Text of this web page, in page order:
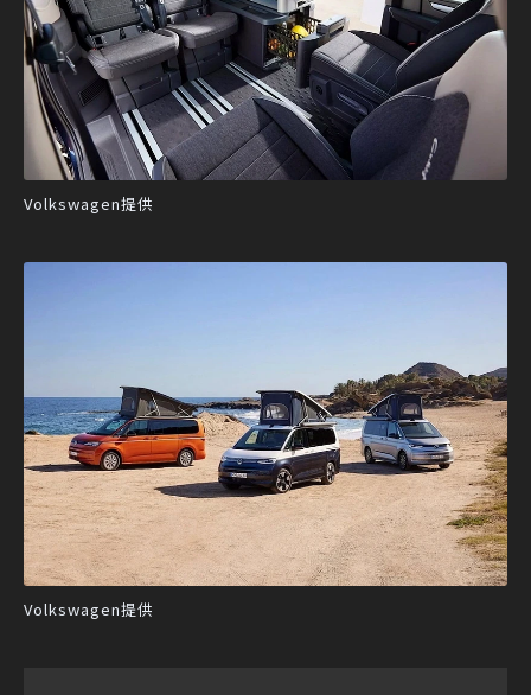
Volkswagen提供
Volkswagen提供